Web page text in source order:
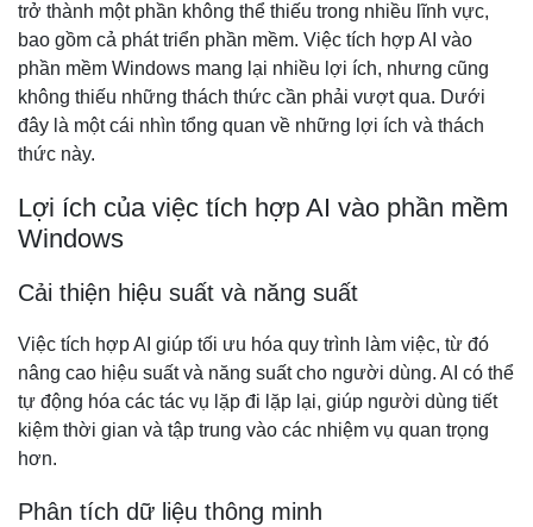
trở thành một phần không thể thiếu trong nhiều lĩnh vực,
bao gồm cả phát triển phần mềm. Việc tích hợp AI vào
phần mềm Windows mang lại nhiều lợi ích, nhưng cũng
không thiếu những thách thức cần phải vượt qua. Dưới
đây là một cái nhìn tổng quan về những lợi ích và thách
thức này.
Lợi ích của việc tích hợp AI vào phần mềm
Windows
Cải thiện hiệu suất và năng suất
Việc tích hợp AI giúp tối ưu hóa quy trình làm việc, từ đó
nâng cao hiệu suất và năng suất cho người dùng. AI có thể
tự động hóa các tác vụ lặp đi lặp lại, giúp người dùng tiết
kiệm thời gian và tập trung vào các nhiệm vụ quan trọng
hơn.
Phân tích dữ liệu thông minh